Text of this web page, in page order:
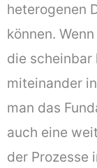
heterogenen
können.
die scheinbar
miteinander
man das
auch eine
der Prozesse